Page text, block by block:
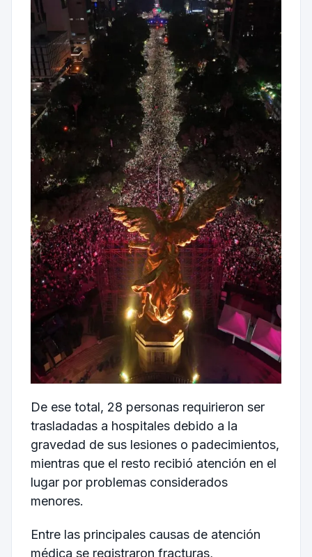
De ese total, 28 personas requirieron ser
trasladadas a hospitales debido a la
gravedad de sus lesiones o padecimientos,
mientras que el resto recibió atención en el
lugar por problemas considerados
menores.
Entre las principales causas de atención
médica se registraron fracturas,